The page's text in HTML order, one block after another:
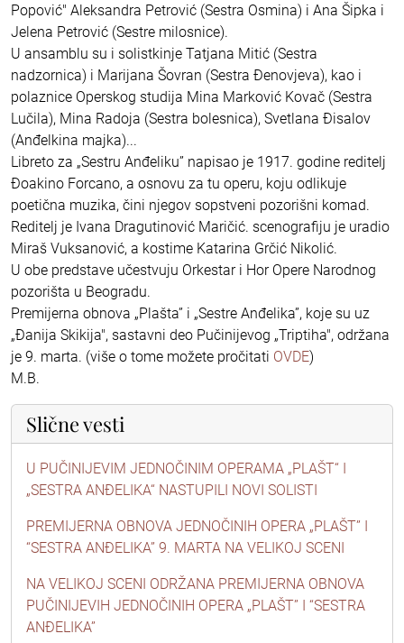
Popović" Aleksandra Petrović (Sestra Osmina) i Ana Šipka i
Jelena Petrović (Sestre milosnice).
U ansamblu su i solistkinje Tatjana Mitić (Sestra
nadzornica) i Marijana Šovran (Sestra Đenovjeva), kao i
polaznice Operskog studija Mina Marković Kovač (Sestra
Lučila), Mina Radoja (Sestra bolesnica), Svetlana Đisalov
(Anđelkina majka)...
Libreto za „Sestru Anđeliku” napisao je 1917. godine reditelj
Đoakino Forcano, a osnovu za tu operu, koju odlikuje
poetična muzika, čini njegov sopstveni pozorišni komad.
Reditelj je Ivana Dragutinović Maričić. scenografiju je uradio
Miraš Vuksanović, a kostime Katarina Grčić Nikolić.
U obe predstave učestvuju Orkestar i Hor Opere Narodnog
pozorišta u Beogradu.
Premijerna obnova „Plašta” i „Sestre Anđelika”, koje su uz
„Đanija Skikija", sastavni deo Pučinijevog „Triptiha", održana
je 9. marta. (više o tome možete pročitati OVDE)
M.B.
Slične vesti
U PUČINIJEVIM JEDNOČINIM OPERAMA „PLAŠT“ I
„SESTRA ANĐELIKA“ NASTUPILI NOVI SOLISTI
PREMIJERNA OBNOVA JEDNOČINIH OPERA „PLAŠT” I
“SESTRA ANĐELIKA” 9. MARTA NA VELIKOJ SCENI
NA VELIKOJ SCENI ODRŽANA PREMIJERNA OBNOVA
PUČINIJEVIH JEDNOČINIH OPERA „PLAŠT” I “SESTRA
ANĐELIKA”